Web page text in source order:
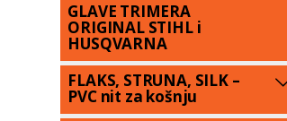
GLAVE TRIMERA
ORIGINAL STIHL i
HUSQVARNA
FLAKS, STRUNA, SILK –
PVC nit za košnju